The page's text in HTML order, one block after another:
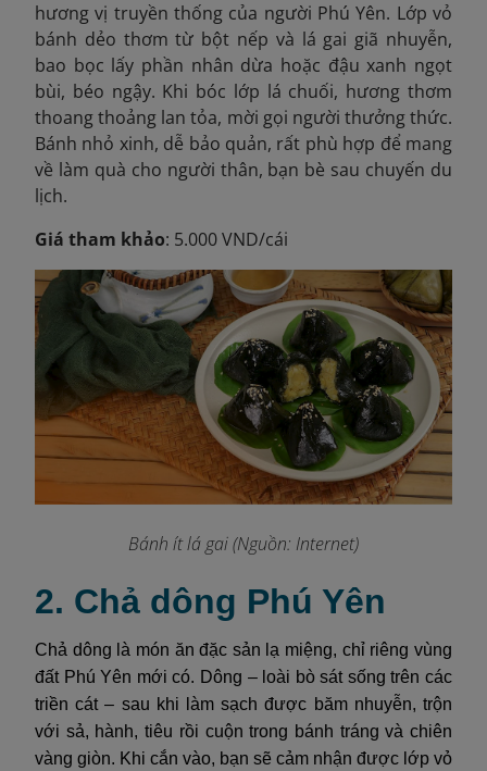
hương vị truyền thống của người Phú Yên. Lớp vỏ
bánh dẻo thơm từ bột nếp và lá gai giã nhuyễn,
bao bọc lấy phần nhân dừa hoặc đậu xanh ngọt
bùi, béo ngậy. Khi bóc lớp lá chuối, hương thơm
thoang thoảng lan tỏa, mời gọi người thưởng thức.
Bánh nhỏ xinh, dễ bảo quản, rất phù hợp để mang
về làm quà cho người thân, bạn bè sau chuyến du
lịch.
Giá tham khảo: 5.000 VND/cái
Bánh ít lá gai(Nguồn: Internet)
2. Chả dông Phú Yên
Chả dông là món ăn đặc sản lạ miệng, chỉ riêng vùng
đất Phú Yên mới có. Dông – loài bò sát sống trên các
triền cát – sau khi làm sạch được băm nhuyễn, trộn
với sả, hành, tiêu rồi cuộn trong bánh tráng và chiên
vàng giòn. Khi cắn vào, bạn sẽ cảm nhận được lớp vỏ